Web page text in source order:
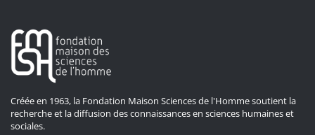
Créée en 1963, la Fondation Maison Sciences de l'Homme soutient la
recherche et la diffusion des connaissances en sciences humaines et
sociales.